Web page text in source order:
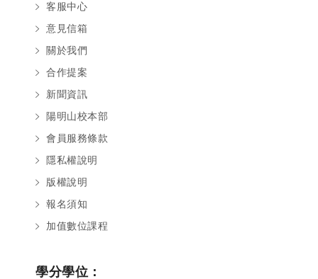
客服中心
意見信箱
關於我們
合作提案
新聞資訊
陽明山校本部
會員服務條款
隱私權說明
版權說明
報名須知
加值數位課程
學分學位：